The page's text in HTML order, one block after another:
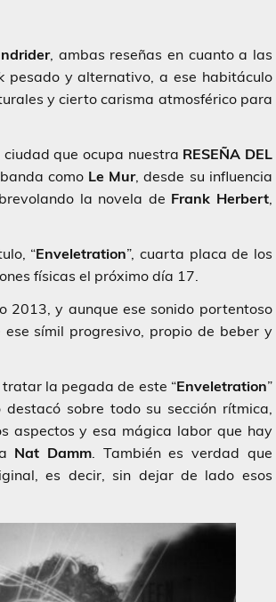
, ambas reseñas en cuanto a las
pesado y alternativo, a ese habitáculo
y cierto carisma atmosférico para
que ocupa nuestra RESEÑA DEL
como Le Mur, desde su influencia
la novela de Frank Herbert,
“Enveletration”, cuarta placa de los
físicas el próximo día 17.
2013, y aunque ese sonido portentoso
símil progresivo, propio de beber y
la pegada de este “Enveletration”
sobre todo su sección rítmica,
aspectos y esa mágica labor que hay
Nat Damm. También es verdad que
es decir, sin dejar de lado esos